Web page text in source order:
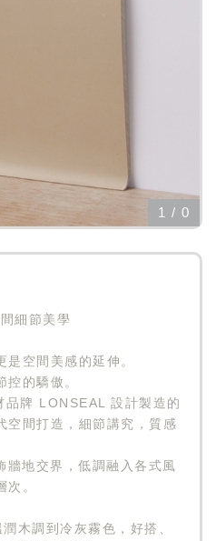
細節美學
空間美感的延伸。
的驕傲。
牌 LONSEAL 設計製造的
空間打造，細節講究，質感
地交界，低調融入各式風
。
木調到冷灰霧色，好搭、
1 / 0